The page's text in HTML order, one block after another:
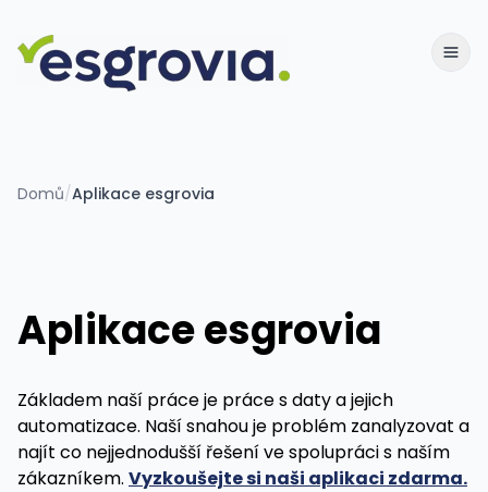
Domů/Aplikace esgrovia
Aplikace esgrovia
Základem naší práce je práce s daty a jejich
automatizace. Naší snahou je problém zanalyzovat a
najít co nejjednodušší řešení ve spolupráci s naším
zákazníkem. Vyzkoušejte si naši aplikaci zdarma.